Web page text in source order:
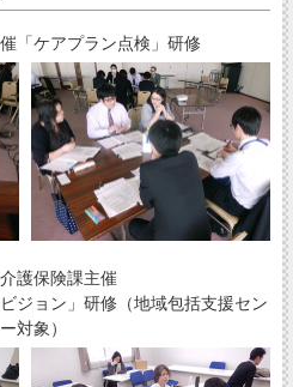
「ケアプラン点検」研修
護保険課主催
ジョン」研修（地域包括支援セン
対象）